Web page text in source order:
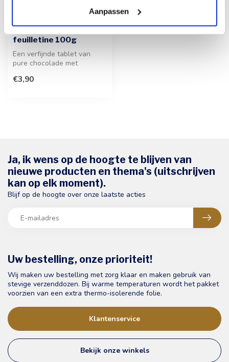
Aanpassen
LEONIDAS
feuilletine 100g
Een verfijnde tablet van
pure chocolade met
feuilleti...
€3,90
Uw bestelling, onze prioriteit!
Wij maken uw bestelling met zorg klaar en maken gebruik van
stevige verzenddozen. Bij warme temperaturen wordt het pakket
voorzien van een extra thermo-isolerende folie.
Klantenservice
Bekijk onze winkels
Ja, ik wens op de hoogte te blijven van
nieuwe producten en thema's (uitschrijven
kan op elk moment).
Blijf op de hoogte over onze laatste acties